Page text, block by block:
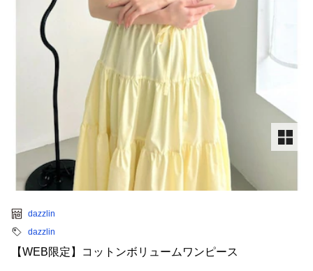
dazzlin
dazzlin
【WEB限定】コットンボリュームワンピース